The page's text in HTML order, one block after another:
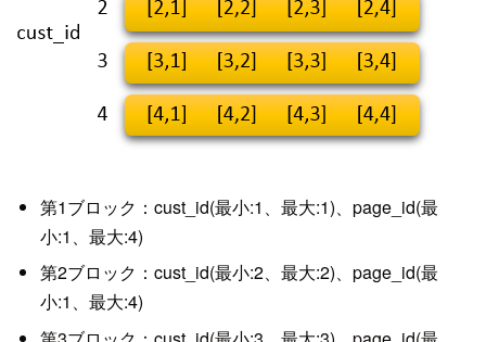
第1ブロック：cust_id(最小:1、最大:1)、page_id(最
小:1、最大:4)
第2ブロック：cust_id(最小:2、最大:2)、page_id(最
小:1、最大:4)